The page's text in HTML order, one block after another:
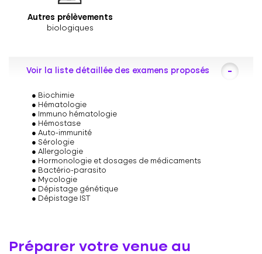
Autres prélèvements
biologiques
Voir la liste détaillée des examens proposés
Biochimie
Hématologie
Immuno hématologie
Hémostase
Auto-immunité
Sérologie
Allergologie
Hormonologie et dosages de médicaments
Bactério-parasito
Mycologie
Dépistage génétique
Dépistage IST
Préparer votre venue au